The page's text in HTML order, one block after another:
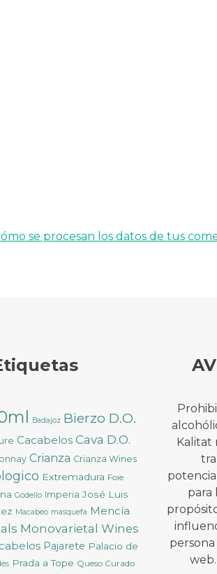
se procesan los datos de tus
Badajoz Bierzo D.O.
Cacabelos Cava D.O.
Crianza Crianza Wines
Extremadura Foie
Godello Imperia José Luis
Macabeo masquefa Mencía
Monovarietal Wines
Pajarete Palacio de
Prada a Tope Queso Curado
Kalitat
para